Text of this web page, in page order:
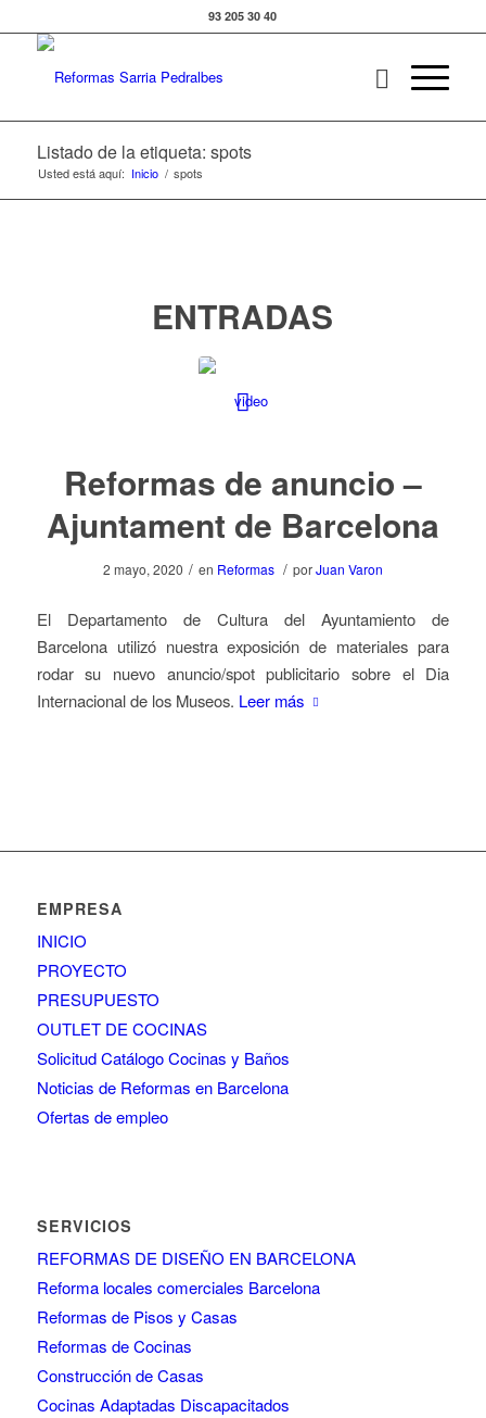
93 205 30 40
Listado de la etiqueta: spots
Usted está aquí: Inicio / spots
ENTRADAS
Reformas de anuncio –
Ajuntament de Barcelona
2 mayo, 2020 / en Reformas / porJuan Varon
El Departamento de Cultura del Ayuntamiento de
Barcelona utilizó nuestra exposición de materiales para
rodar su nuevo anuncio/spot publicitario sobre el Dia
Internacional de los Museos. Leer más
EMPRESA
INICIO
PROYECTO
PRESUPUESTO
OUTLET DE COCINAS
Solicitud Catálogo Cocinas y Baños
Noticias de Reformas en Barcelona
Ofertas de empleo
SERVICIOS
REFORMAS DE DISEÑO EN BARCELONA
Reforma locales comerciales Barcelona
Reformas de Pisos y Casas
Reformas de Cocinas
Construcción de Casas
Cocinas Adaptadas Discapacitados